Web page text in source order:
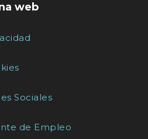
web
Sociales
de Empleo